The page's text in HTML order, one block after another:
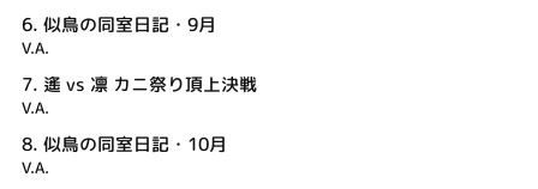
6. 似鳥の同室日記・9月
V.A.
7. 遙 vs 凛 カニ祭り頂上決戦
V.A.
8. 似鳥の同室日記・10月
V.A.